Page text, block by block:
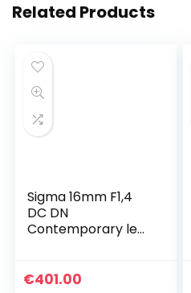
Related Products
Sigma 16mm F1,4
DC DN
Contemporary lens
voor Sony-E
€401.00